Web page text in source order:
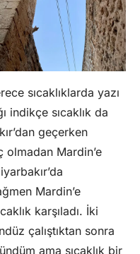
sıcaklıklarda yazı
indikçe sıcaklık da
geçerken
olmadan Mardin’e
Mardin’e
karşıladı. İki
çalıştıktan sonra
ama sıcaklık bir